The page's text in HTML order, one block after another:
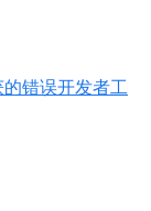
错误开发者工